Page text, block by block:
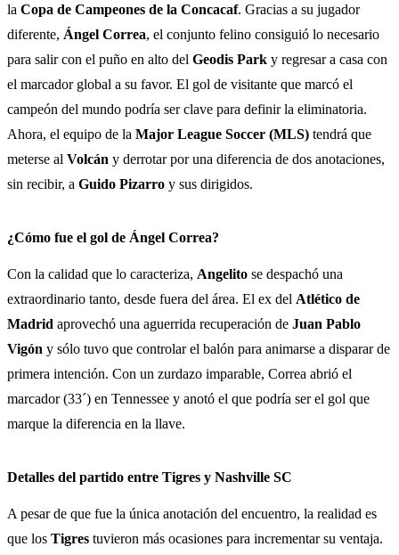
la Copa de Campeones de la Concacaf. Gracias a su jugador
diferente, Ángel Correa, el conjunto felino consiguió lo necesario
para salir con el puño en alto del Geodis Park y regresar a casa con
el marcador global a su favor. El gol de visitante que marcó el
campeón del mundo podría ser clave para definir la eliminatoria.
Ahora, el equipo de la Major League Soccer (MLS) tendrá que
meterse al Volcán y derrotar por una diferencia de dos anotaciones,
sin recibir, a Guido Pizarro y sus dirigidos.
¿Cómo fue el gol de Ángel Correa?
Con la calidad que lo caracteriza, Angelito se despachó una
extraordinario tanto, desde fuera del área. El ex del Atlético de
Madrid aprovechó una aguerrida recuperación de Juan Pablo
Vigón y sólo tuvo que controlar el balón para animarse a disparar de
primera intención. Con un zurdazo imparable, Correa abrió el
marcador (33´) en Tennessee y anotó el que podría ser el gol que
marque la diferencia en la llave.
Detalles del partido entre Tigres y Nashville SC
A pesar de que fue la única anotación del encuentro, la realidad es
que los Tigres tuvieron más ocasiones para incrementar su ventaja.